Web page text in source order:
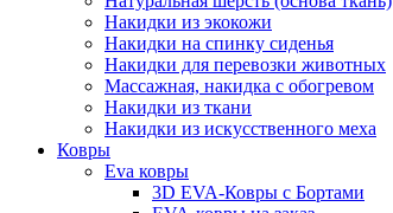
Накидки из экокожи
Накидки на спинку сиденья
Накидки для перевозки животных
Массажная, накидка с обогревом
Накидки из ткани
Накидки из искусственного меха
Ковры
Eva ковры
3D EVA-Ковры с Бортами